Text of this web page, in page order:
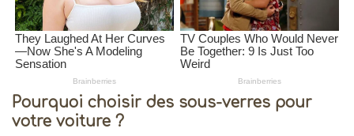
Pourquoi choisir des sous-verres pour
votre voiture ?